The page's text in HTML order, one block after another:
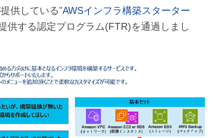
供している”AWSインフラ構築スターター
供する認定プログラム(FTR)を通過しまし